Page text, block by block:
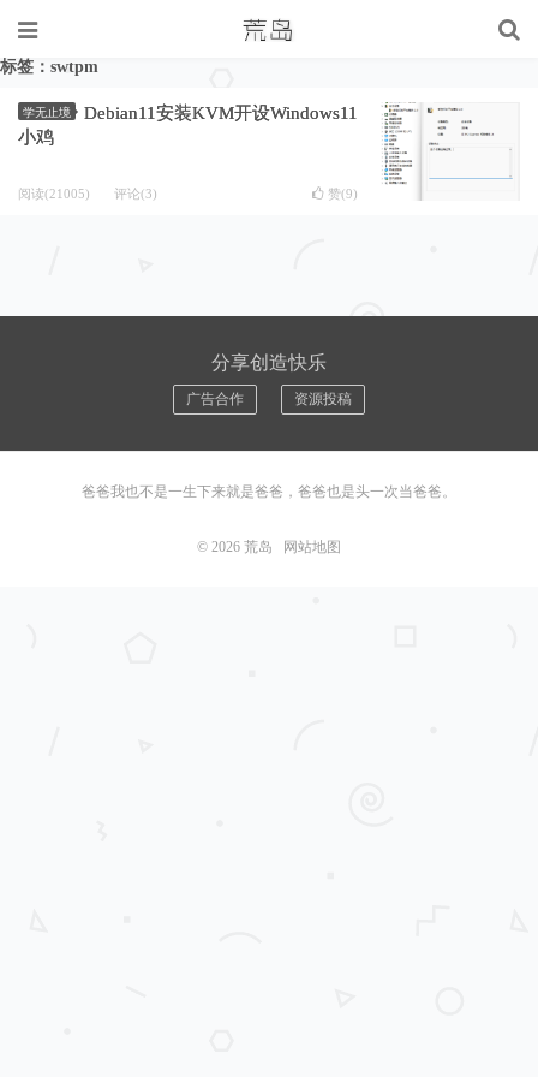
标签：swtpm
学无止境
Debian11安装KVM开设Windows11
小鸡
阅读(21005) 评论(3) 赞(9)
分享创造快乐
广告合作 资源投稿
爸爸我也不是一生下来就是爸爸，爸爸也是头一次当爸爸。
© 2026 荒岛 网站地图